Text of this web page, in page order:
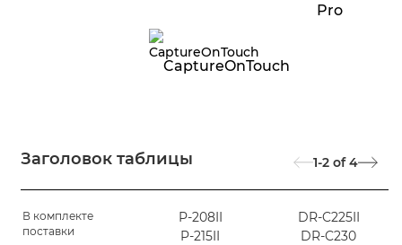
Заголовок таблицы
CaptureOnTouch
Pro
1-2 of 4
В комплекте
поставки
P-208II
P-215II
DR-C225II
DR-C230